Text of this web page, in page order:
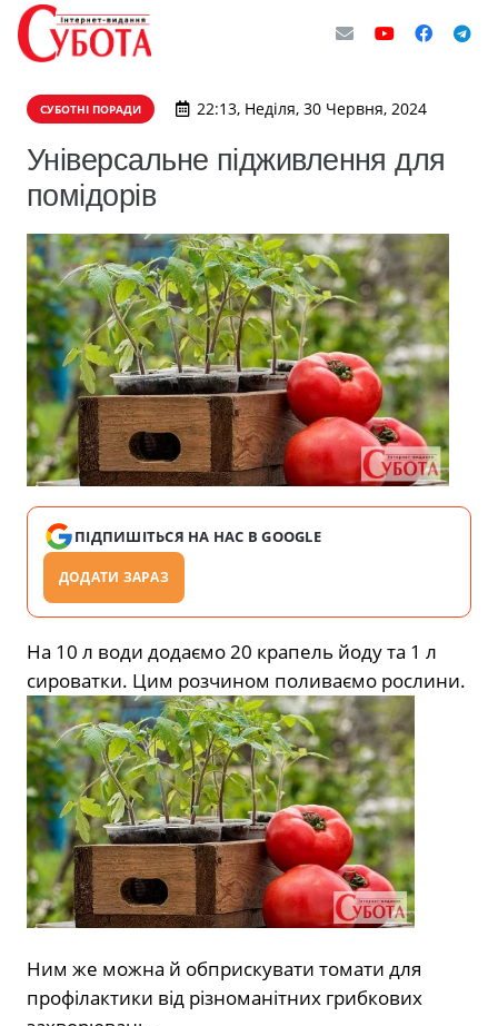
СУБОТНІ ПОРАДИ 22:13, Неділя, 30 Червня, 2024
Універсальне підживлення для
помідорів
ПІДПИШІТЬСЯ НА НАС В GOOGLE
ДОДАТИ ЗАРАЗ
На 10 л води додаємо 20 крапель йоду та 1 л
сироватки. Цим розчином поливаємо рослини.
Ним же можна й обприскувати томати для
профілактики від різноманітних грибкових